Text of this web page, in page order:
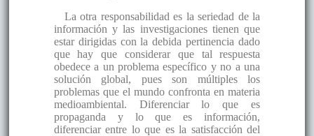
La otra responsabilidad es la seriedad de la
información y las investigaciones tienen que
estar dirigidas con la debida pertinencia dado
que hay que considerar que tal respuesta
obedece a un problema específico y no a una
solución global, pues son múltiples los
problemas que el mundo confronta en materia
medioambiental. Diferenciar lo que es
propaganda y lo que es información,
diferenciar entre lo que es la satisfacción del